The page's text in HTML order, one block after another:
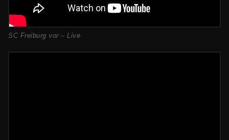
SC Freiburg vor – Live